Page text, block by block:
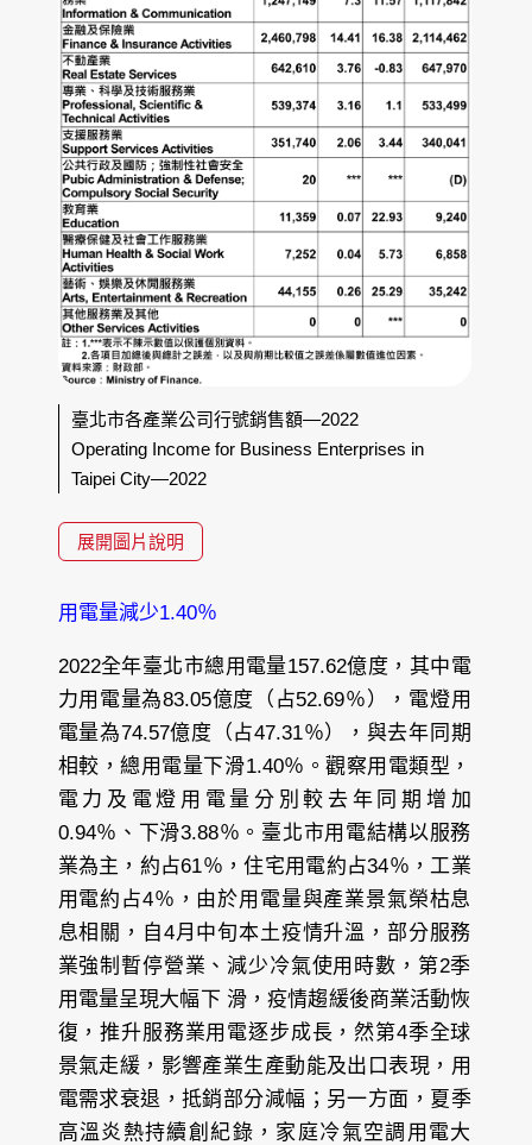
臺北市各產業公司行號銷售額—2022
Operating Income for Business Enterprises in
Taipei City—2022
展開圖片說明
用電量減少1.40％
2022全年臺北市總用電量157.62億度，其中電
力用電量為83.05億度（占52.69％），電燈用
電量為74.57億度（占47.31％），與去年同期
相較，總用電量下滑1.40％。觀察用電類型，
電力及電燈用電量分別較去年同期增加
0.94％、下滑3.88％。臺北市用電結構以服務
業為主，約占61％，住宅用電約占34％，工業
用電約占4％，由於用電量與產業景氣榮枯息
息相關，自4月中旬本土疫情升溫，部分服務
業強制暫停營業、減少冷氣使用時數，第2季
用電量呈現大幅下 滑，疫情趨緩後商業活動恢
復，推升服務業用電逐步成長，然第4季全球
景氣走緩，影響產業生產動能及出口表現，用
電需求衰退，抵銷部分減幅；另一方面，夏季
高溫炎熱持續創紀錄，家庭冷氣空調用電大